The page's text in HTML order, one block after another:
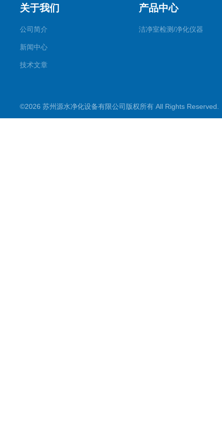
关于我们
公司简介
新闻中心
技术文章
产品中心
洁净室检测/净化仪器
©2026 苏州源水净化设备有限公司版权所有 All Rights